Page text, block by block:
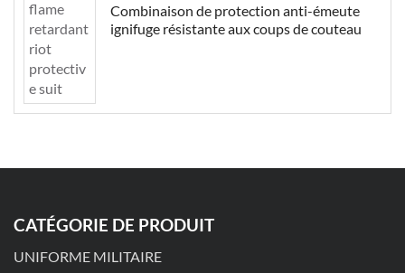
Combinaison de protection anti-émeute
ignifuge résistante aux coups de couteau
CATÉGORIE DE PRODUIT
UNIFORME MILITAIRE